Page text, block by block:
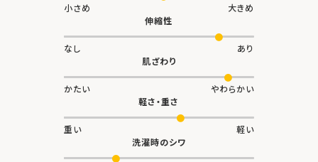
小さめ
大きめ
伸縮性
なし
あり
肌ざわり
かたい
やわらかい
軽さ・重さ
重い
軽い
洗濯時のシワ